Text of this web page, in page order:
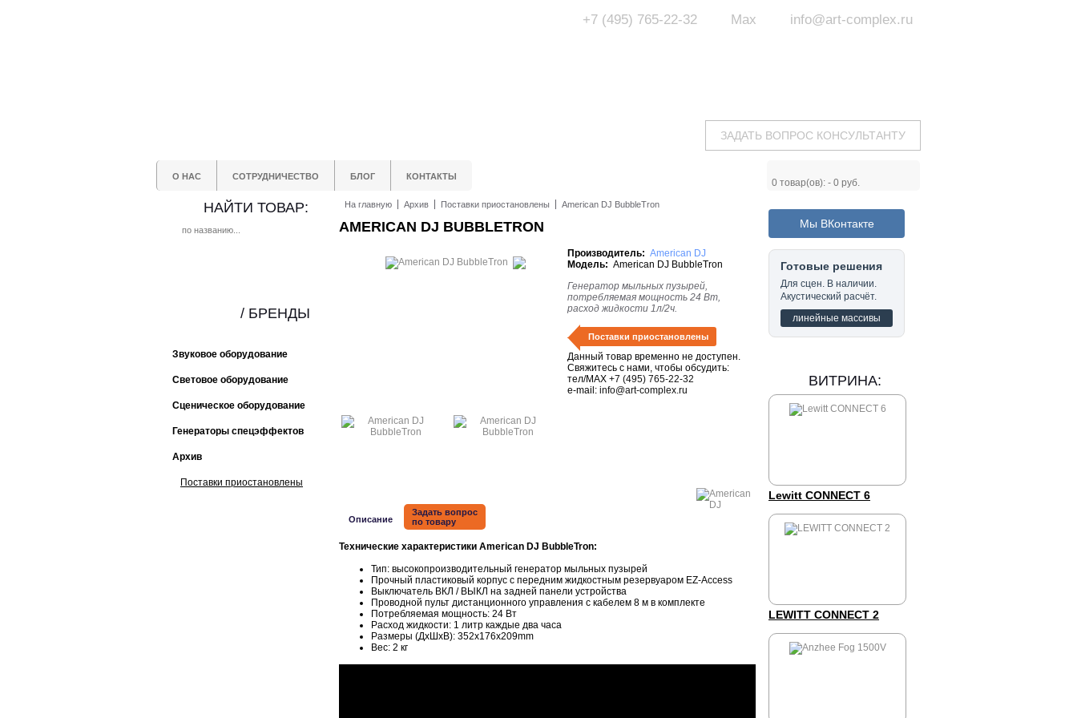
info@art-complex.ru
Max
+7 (495) 765-22-32
ЗАДАТЬ ВОПРОС КОНСУЛЬТАНТУ
О НАС СОТРУДНИЧЕСТВО БЛОГ КОНТАКТЫ
0 товар(ов): - 0 руб.
НАЙТИ ТОВАР:
Звуковое оборудование
Световое оборудование
Сценическое оборудование
Генераторы спецэффектов
Архив
Поставки приостановлены
/ БРЕНДЫ
На главную Архив Поставки приостановлены American DJ BubbleTron
AMERICAN DJ BUBBLETRON
Производитель: American DJ
Модель: American DJ BubbleTron
Генератор мыльных пузырей,
потребляемая мощность 24 Вт,
расход жидкости 1л/2ч.
Поставки приостановлены
Данный товар временно не доступен.
Свяжитесь с нами, чтобы обсудить:
тел/MAX +7 (495) 765-22-32
e-mail: info@art-complex.ru
Описание
Задать вопрос
по товару
Технические характеристики American DJ BubbleTron:
Тип: высокопроизводительный генератор мыльных пузырей
Прочный пластиковый корпус с передним жидкостным резервуаром EZ-Access
Выключатель ВКЛ / ВЫКЛ на задней панели устройства
Проводной пульт дистанционного управления с кабелем 8 м в комплекте
Потребляемая мощность: 24 Вт
Расход жидкости: 1 литр каждые два часа
Размеры (ДxШxВ): 352x176x209mm
Вес: 2 кг
Мы ВКонтакте
Готовые решения
Для сцен. В наличии.
Акустический расчёт.
линейные массивы
ВИТРИНА:
Lewitt CONNECT 6
LEWITT CONNECT 2